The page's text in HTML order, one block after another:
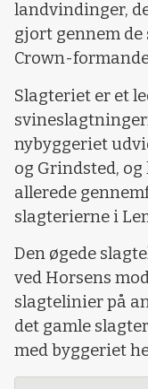
landvindinger,
gjort gennem de
Crown-
Slagteriet er et
nybyggeriet
og Grindsted,
allerede
slagterierne i
Den øgede
ved Horsens
slagtelinier på
det gamle
med byggeriet